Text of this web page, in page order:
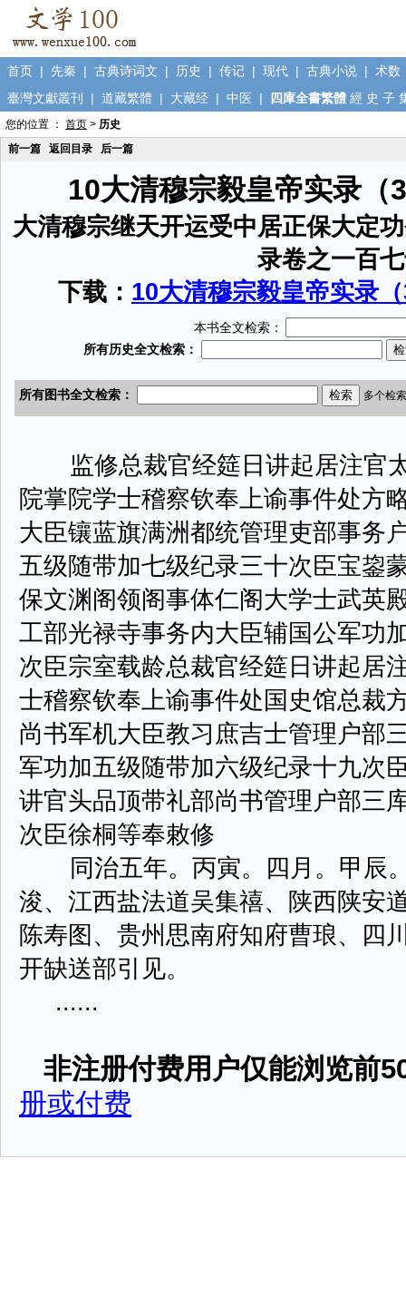
首页 | 先秦 | 古典诗词文 | 历史 | 传记 | 现代 | 古典小说 | 术数
臺灣文獻叢刊
| 道藏繁體 | 大藏经 | 中医 | 四庫全書繁體 經 史 子
您的位置 ： 首页 > 历史
前一篇
返回目录 后一篇
10大清穆宗毅皇帝实录（
大清穆宗继天开运受中居正保大定
录卷之一百
下载： 10大清穆宗毅皇帝实录
本书全文检索：
监修总裁官经筵日讲起居注官
院掌院学士稽察钦奉上谕事件处方
大臣镶蓝旗满洲都统管理吏部事务
五级随带加七级纪录三十次臣宝鋆
保文渊阁领阁事体仁阁大学士武英
工部光禄寺事务内大臣辅国公军功
次臣宗室载龄总裁官经筵日讲起居
士稽察钦奉上谕事件处国史馆总裁
尚书军机大臣教习庶吉士管理户部
军功加五级随带加六级纪录十九次
讲官头品顶带礼部尚书管理户部三
次臣徐桐等奉敕修
同治五年。丙寅。四月。甲辰
浚、江西盐法道吴集禧、陕西陕安
陈寿图、贵州思南府知府曹琅、四
开缺送部引见。
......
非注册付费用户仅能浏览前
册或付费